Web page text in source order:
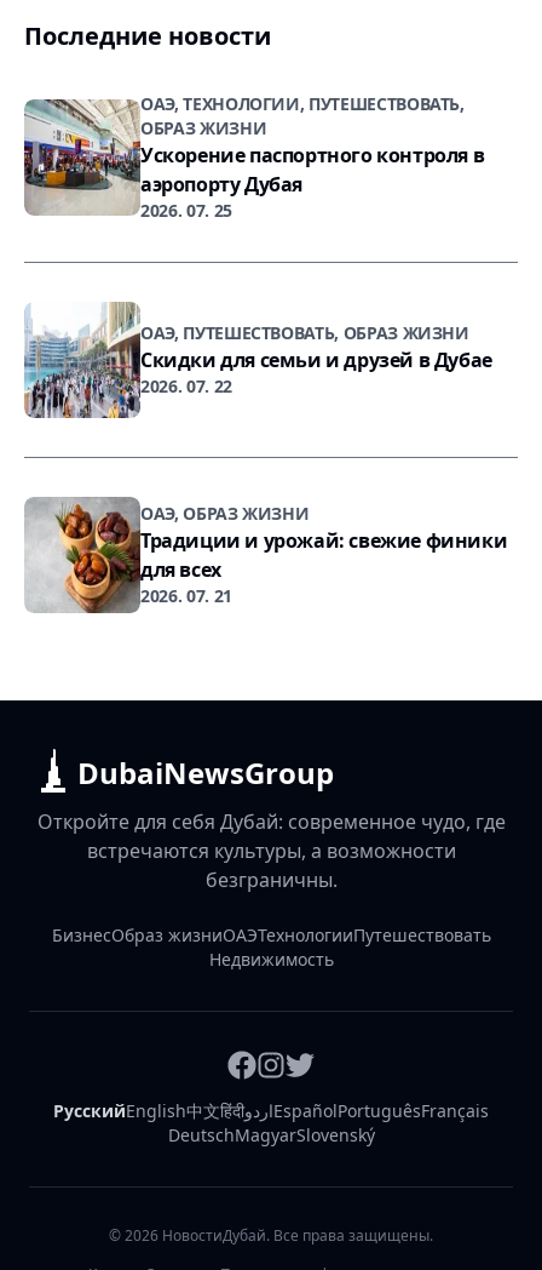
Последние новости
ОАЭ, ТЕХНОЛОГИИ, ПУТЕШЕСТВОВАТЬ,
ОБРАЗ ЖИЗНИ
Ускорение паспортного контроля в
аэропорту Дубая
2026. 07. 25
ОАЭ, ПУТЕШЕСТВОВАТЬ, ОБРАЗ ЖИЗНИ
Скидки для семьи и друзей в Дубае
2026. 07. 22
ОАЭ, ОБРАЗ ЖИЗНИ
Традиции и урожай: свежие финики
для всех
2026. 07. 21
DubaiNewsGroup
Откройте для себя Дубай: современное чудо, где
встречаются культуры, а возможности
безграничны.
БизнесОбраз жизниОАЭТехнологииПутешествовать
Недвижимость
РусскийEnglish中文हिंदीاردوEspañolPortuguêsFrançais
DeutschMagyarSlovenský
©2026 НовостиДубай. Все права защищены.